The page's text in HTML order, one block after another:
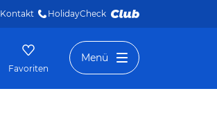
Kontakt HolidayCheck
Favoriten
Menü